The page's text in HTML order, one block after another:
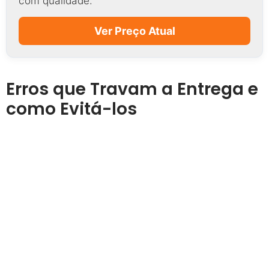
Ver Preço Atual
Erros que Travam a Entrega e
como Evitá-los